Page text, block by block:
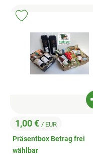
, Preis:
1,00 € / EUR
Präsentbox Betrag frei
wählbar